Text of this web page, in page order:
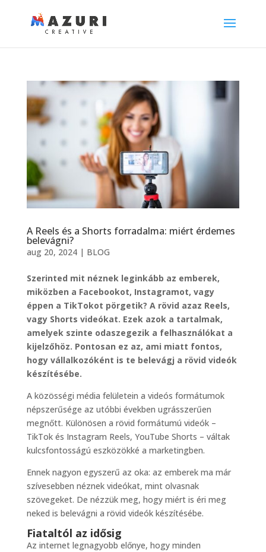
A Reels és a Shorts forradalma: miért érdemes
belevágni?
aug 20, 2024| BLOG
Szerinted mit néznek leginkább az emberek,
miközben a Facebookot, Instagramot, vagy
éppen a TikTokot pörgetik? A rövid azaz Reels,
vagy Shorts videókat. Ezek azok a tartalmak,
amelyek szinte odaszegezik a felhasználókat a
kijelzőhöz. Pontosan ez az, ami miatt fontos,
hogy vállalkozóként is te belevágj a rövid videók
készítésébe.
A közösségi média felületein a videós formátumok
népszerűsége az utóbbi években ugrásszerűen
megnőtt. Különösen a rövid formátumú videók –
TikTok és Instagram Reels, YouTube Shorts – váltak
kulcsfontosságú eszközökké a marketingben.
Ennek nagyon egyszerű az oka: az emberek ma már
szívesebben néznek videókat, mint olvasnak
szövegeket. De nézzük meg, hogy miért is éri meg
neked is belevágni a rövid videók készítésébe.
Fiataltól az idősig
Az internet legnagyobb előnye, hogy minden